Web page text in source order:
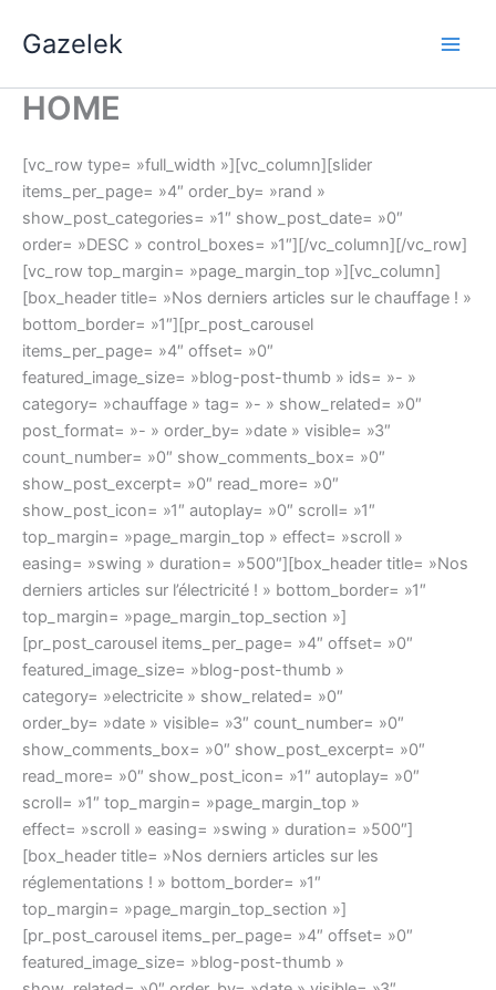
Gazelek
HOME
[vc_row type= »full_width »][vc_column][slider
items_per_page= »4″ order_by= »rand »
show_post_categories= »1″ show_post_date= »0″
order= »DESC » control_boxes= »1″][/vc_column][/vc_row]
[vc_row top_margin= »page_margin_top »][vc_column]
[box_header title= »Nos derniers articles sur le chauffage ! »
bottom_border= »1″][pr_post_carousel
items_per_page= »4″ offset= »0″
featured_image_size= »blog-post-thumb » ids= »- »
category= »chauffage » tag= »- » show_related= »0″
post_format= »- » order_by= »date » visible= »3″
count_number= »0″ show_comments_box= »0″
show_post_excerpt= »0″ read_more= »0″
show_post_icon= »1″ autoplay= »0″ scroll= »1″
top_margin= »page_margin_top » effect= »scroll »
easing= »swing » duration= »500″][box_header title= »Nos
derniers articles sur l’électricité ! » bottom_border= »1″
top_margin= »page_margin_top_section »]
[pr_post_carousel items_per_page= »4″ offset= »0″
featured_image_size= »blog-post-thumb »
category= »electricite » show_related= »0″
order_by= »date » visible= »3″ count_number= »0″
show_comments_box= »0″ show_post_excerpt= »0″
read_more= »0″ show_post_icon= »1″ autoplay= »0″
scroll= »1″ top_margin= »page_margin_top »
effect= »scroll » easing= »swing » duration= »500″]
[box_header title= »Nos derniers articles sur les
réglementations ! » bottom_border= »1″
top_margin= »page_margin_top_section »]
[pr_post_carousel items_per_page= »4″ offset= »0″
featured_image_size= »blog-post-thumb »